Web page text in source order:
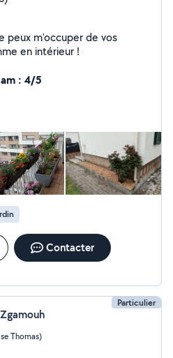
peux m'occuper de vos
en intérieur !
: 4/5
Contacter
Particulier
Thomas)